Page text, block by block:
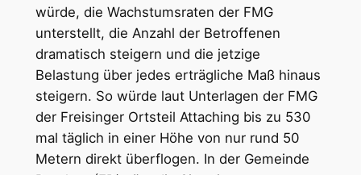
würde, die Wachstumsraten der FMG
unterstellt, die Anzahl der Betroffenen
dramatisch steigern und die jetzige
Belastung über jedes erträgliche Maß hinaus
steigern. So würde laut Unterlagen der FMG
der Freisinger Ortsteil Attaching bis zu 530
mal täglich in einer Höhe von nur rund 50
Metern direkt überflogen. In der Gemeinde